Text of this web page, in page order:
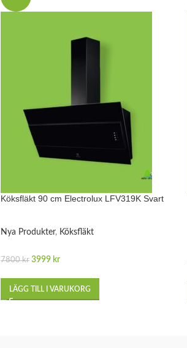
Köksfläkt 90 cm Electrolux LFV319K Svart
Nya Produkter, Köksfläkt
7800kr 3999 kr
LÄGG TILL I VARUKORG